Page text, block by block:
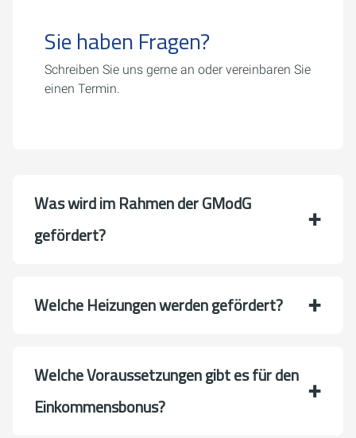
Sie haben Fragen?
Schreiben Sie uns gerne an oder vereinbaren Sie
einen Termin.
Was wird im Rahmen der GModG
gefördert?
Welche Heizungen werden gefördert?
Welche Voraussetzungen gibt es für den
Einkommensbonus?